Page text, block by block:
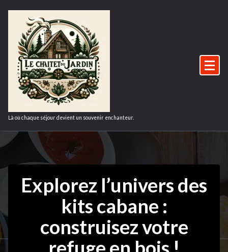
contenu
Là où chaque séjour devient un souvenir enchanteur.
Explorez l’univers des
kits cabane :
construisez votre
refuge en bois !